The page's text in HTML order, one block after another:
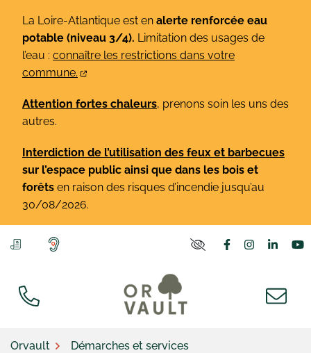
contenu
La Loire-Atlantique est en alerte renforcée eau
potable (niveau 3/4). Limitation des usages de
l’eau : connaître les restrictions dans votre
commune.
Attention fortes chaleurs, prenons soin les uns des
autres.
Interdiction de l’utilisation des feux et barbecues
sur l’espace public ainsi que dans les bois et
forêts en raison des risques d’incendie jusqu’au
30/08/2026.
Lien vers le
Lien vers
Lien
Orvault
Démarches et services